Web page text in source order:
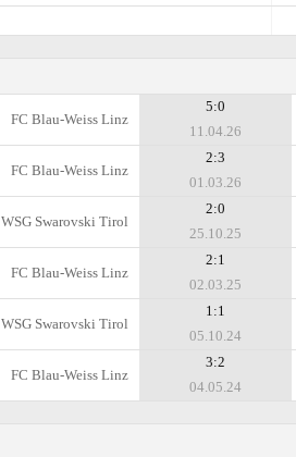
FC Blau-Weiss Linz
5:0
11.04.26
FC Blau-Weiss Linz
2:3
01.03.26
WSG Swarovski Tirol
2:0
25.10.25
FC Blau-Weiss Linz
2:1
02.03.25
WSG Swarovski Tirol
1:1
05.10.24
FC Blau-Weiss Linz
3:2
04.05.24